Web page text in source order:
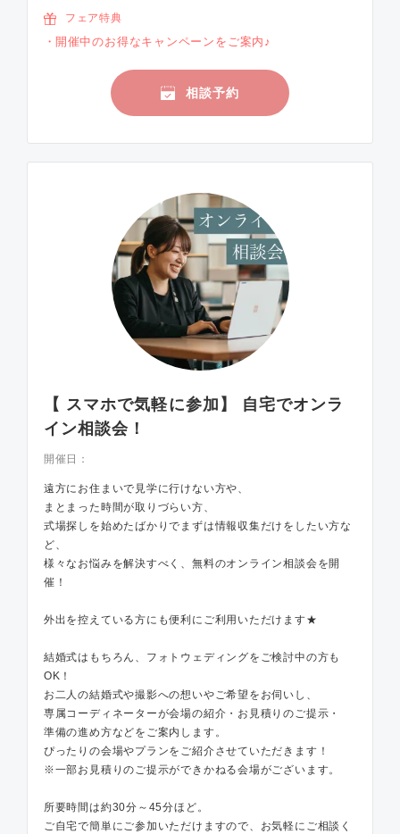
フェア特典
開催中のお得なキャンペーンをご案内♪
相談予約
【 スマホで気軽に参加】 自宅でオンラ
イン相談会！
開催日：
遠方にお住まいで見学に行けない方や、
まとまった時間が取りづらい方、
式場探しを始めたばかりでまずは情報収集だけをしたい方な
ど、
様々なお悩みを解決すべく、無料のオンライン相談会を開
催！
外出を控えている方にも便利にご利用いただけます★
結婚式はもちろん、フォトウェディングをご検討中の方も
OK！
お二人の結婚式や撮影への想いやご希望をお伺いし、
専属コーディネーターが会場の紹介・お見積りのご提示・
準備の進め方などをご案内します。
ぴったりの会場やプランをご紹介させていただきます！
※一部お見積りのご提示ができかねる会場がございます。
所要時間は約30分～45分ほど。
ご自宅で簡単にご参加いただけますので、お気軽にご相談く